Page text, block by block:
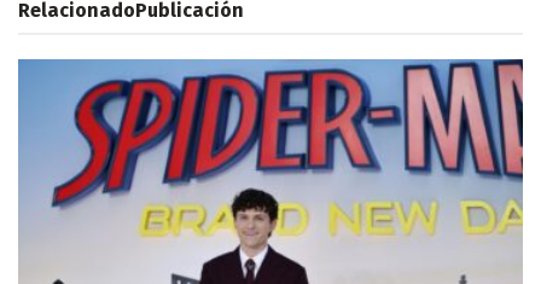
RelacionadoPublicación